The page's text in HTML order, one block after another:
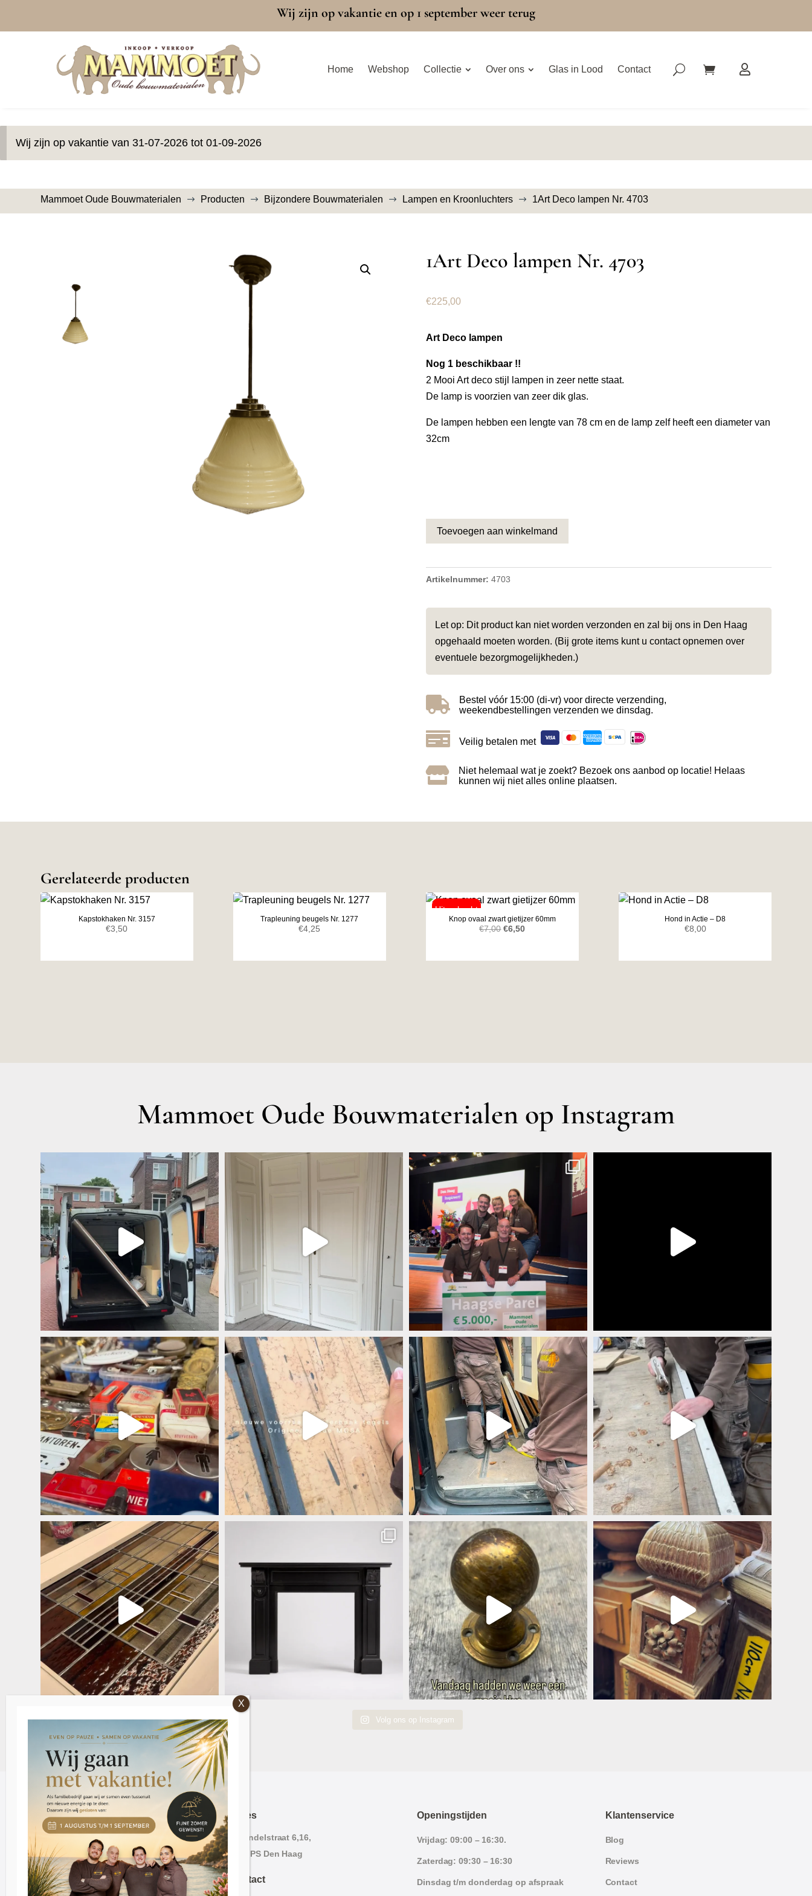
Wij zijn op vakantie en op 1 september weer terug
Home Webshop Collectie Over ons Glas in Lood Contact
Wij zijn op vakantie van 31-07-2026 tot 01-09-2026
Mammoet Oude Bouwmaterialen $ Producten $ Bijzondere Bouwmaterialen $ Lampen en Kroonluchters $ 1Art Deco lampen Nr. 4703
1Art Deco lampen Nr. 4703
€225,00
Art Deco lampen
Nog 1 beschikbaar !!
2 Mooi Art deco stijl lampen in zeer nette staat.
De lamp is voorzien van zeer dik glas.
De lampen hebben een lengte van 78 cm en de lamp zelf heeft een diameter van
32cm
Toevoegen aan winkelmand
Artikelnummer: 4703
Let op: Dit product kan niet worden verzonden en zal bij ons in Den Haag
opgehaald moeten worden. (Bij grote items kunt u contact opnemen over
eventuele bezorgmogelijkheden.)

Bestel vóór 15:00 (di-vr) voor directe verzending,
weekendbestellingen verzenden we dinsdag.
 Veilig betalen met

Niet helemaal wat je zoekt? Bezoek ons aanbod op locatie! Helaas
kunnen wij niet alles online plaatsen.
Gerelateerde producten
Kapstokhaken Nr. 3157
€3,50
Trapleuning beugels Nr. 1277
€4,25
Knop ovaal zwart gietijzer 60mm
€7,00 Oorspronkelijke
was:
€6,50Huidige
is:
Hond in Actie – D8
€8,00
Mammoet Oude Bouwmaterialen op Instagram
Volg ons op Instagram
Adres
Lavendelstraat 6,16,
2563 PS Den Haag
Contact
Openingstijden
Vrijdag: 09:00 – 16:30.
Zaterdag: 09:30 – 16:30
Dinsdag t/m donderdag op afspraak
Klantenservice
Blog
Reviews
Contact